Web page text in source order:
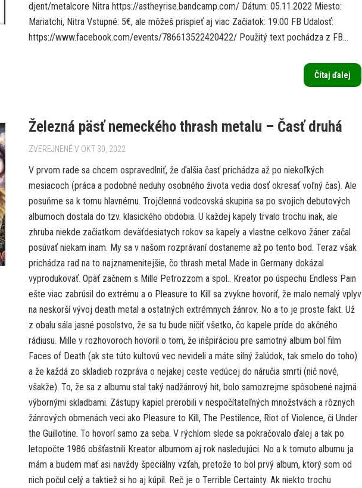
djent/metalcore Nitra https://astheyrise.bandcamp.com/ Dátum: 05.11.2022 Miesto:
Mariatchi, Nitra Vstupné: 5€, ale môžeš prispieť aj viac Začiatok: 19:00 FB Udalosť:
https://www.facebook.com/events/786613522420422/ Použitý text pochádza z FB...
Čítaj ďalej
Železná päsť nemeckého thrash metalu – Časť druhá
ZVEREJNENÉ V OKT 30, 2022
V prvom rade sa chcem ospravedlniť, že ďalšia časť prichádza až po niekoľkých
mesiacoch (práca a podobné neduhy osobného života vedia dosť okresať voľný čas). Ale
posuňme sa k tomu hlavnému. Trojčlenná vodcovská skupina sa po svojich debutových
albumoch dostala do tzv. klasického obdobia. U každej kapely trvalo trochu inak, ale
zhruba niekde začiatkom deväťdesiatych rokov sa kapely a vlastne celkovo žáner začal
posúvať niekam inam. My sa v našom rozprávaní dostaneme až po tento bod. Teraz však
prichádza rad na to najznamenitejšie, čo thrash metal Made in Germany dokázal
vyprodukovať. Opäť začnem s Mille Petrozzom a spol.. Kreator po úspechu Endless Pain
ešte viac zabrúsil do extrému a o Pleasure to Kill sa zvykne hovoriť, že malo nemalý vplyv
na neskorší vývoj death metal a ostatných extrémnych žánrov. No a to je proste fakt. Už
z obalu sála jasné posolstvo, že sa tu bude ničiť všetko, čo kapele príde do akčného
rádiusu. Mille v rozhovoroch hovoril o tom, že inšpiráciou pre samotný album bol film
Faces of Death (ak ste túto kultovú vec nevideli a máte silný žalúdok, tak smelo do toho)
a že každá zo skladieb rozpráva o nejakej ceste vedúcej do náručia smrti (nič nové,
všakže). To, že sa z albumu stal taký nadžánrový hit, bolo samozrejme spôsobené najmä
výbornými skladbami. Zástupy kapiel prerobili v nespočítateľných množstvách a rôznych
žánrových obmenách veci ako Pleasure to Kill, The Pestilence, Riot of Violence, či Under
the Guillotine. To hovorí samo za seba. V rýchlom slede sa pokračovalo ďalej a tak po
letopočte 1986 obšťastnili Kreator albumom aj rok nasledujúci. No a k tomuto albumu ja
mám a budem mať asi navždy špeciálny vzťah, pretože to bol prvý album, ktorý som od
nich počul celý a taktiež si ho aj kúpil. Reč je o Terrible Certainty. Ak niekto trochu